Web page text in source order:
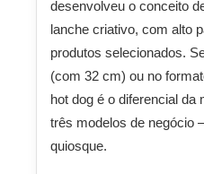
desenvolveu o conceito
lanche criativo, com alto
produtos selecionados.
(com 32 cm) ou no
hot dog é o diferencial da
três modelos de negócio
quiosque.